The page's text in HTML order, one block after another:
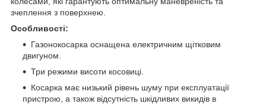
зчеплення з поверхнею.
Особливості:
Газонокосарка оснащена електричним щітковим
двигуном.
Три режими висоти косовиці.
Косарка має низький рівень шуму при експлуатації
пристрою, а також відсутність шкідливих викидів в